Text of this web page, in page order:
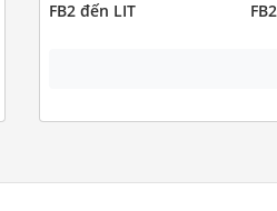
FB2 đến LIT